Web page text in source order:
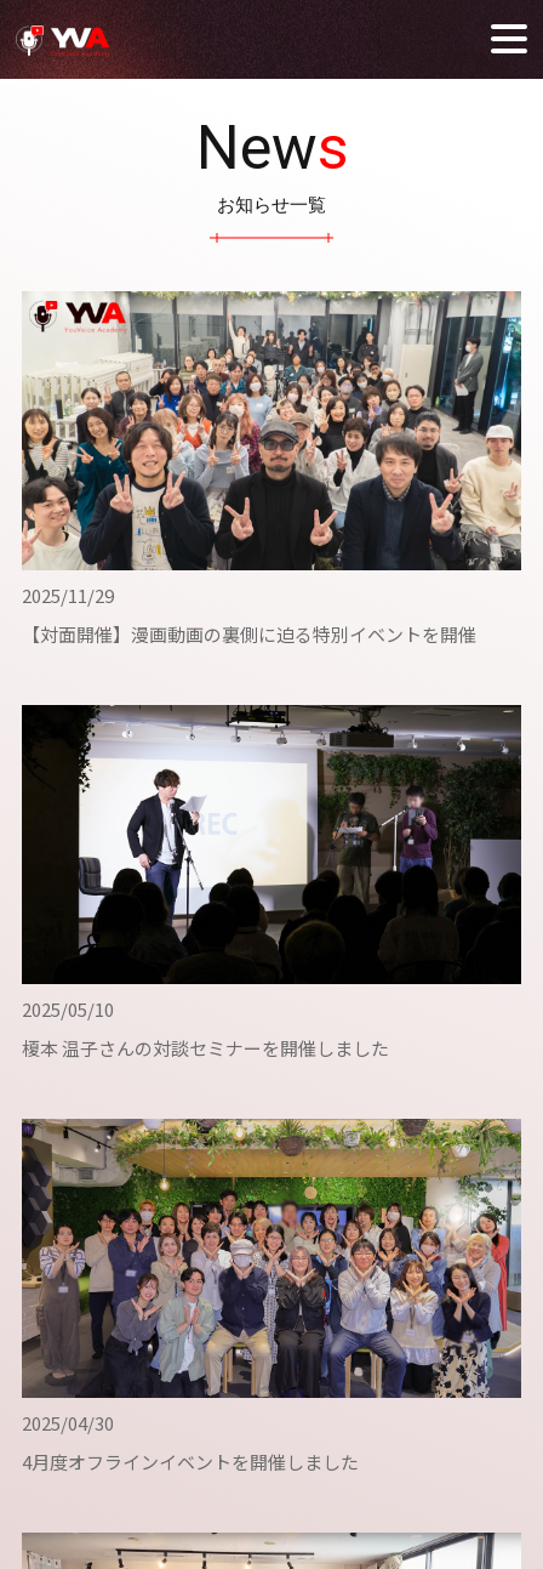
News
お知らせ一覧
2025/11/29
【対面開催】漫画動画の裏側に迫る特別イベントを開催
2025/05/10
榎本 温子さんの対談セミナーを開催しました
2025/04/30
4月度オフラインイベントを開催しました